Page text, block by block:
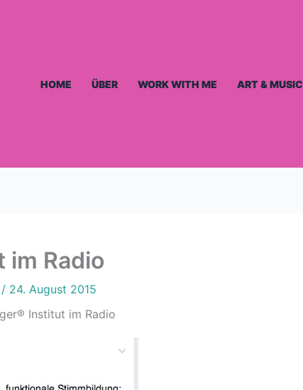
HOME ÜBER WORK WITH ME ART & MUSIC
Radio
/ 24. August 2015
Institut im Radio